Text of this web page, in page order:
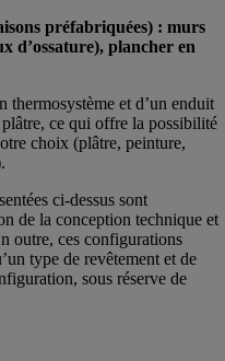
préfabriquées) : murs
d’ossature), plancher en
thermosystème et d’un enduit
ce qui offre la possibilité
choix (plâtre, peinture,
ci-dessus sont
de la conception technique et
outre, ces configurations
type de revêtement et de
sous réserve de